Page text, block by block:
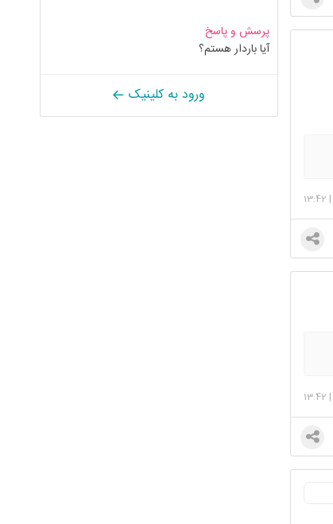
|
13:42
|
13:42
پرسش و پاسخ
آیا باردار هستم؟
ورود به کلینیک